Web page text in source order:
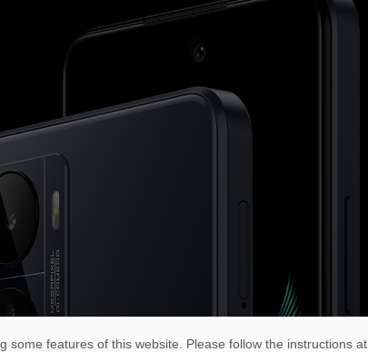
some features of this website. Please follow the instructions at